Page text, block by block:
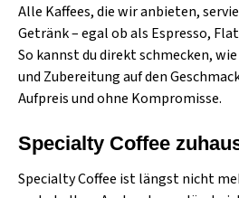
Alle Kaffees, die wir anbieten,
Getränk – egal ob als Espresso,
So kannst du direkt schmecken,
und Zubereitung auf den
Aufpreis und ohne Kompromisse.
Specialty Coffee
Specialty Coffee ist längst nicht